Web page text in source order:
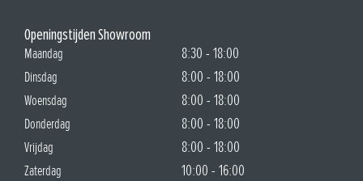
Openingstijden Showroom
Maandag 8:30 - 18:00
Dinsdag 8:00 - 18:00
Woensdag 8:00 - 18:00
Donderdag 8:00 - 18:00
Vrijdag 8:00 - 18:00
Zaterdag 10:00 - 16:00